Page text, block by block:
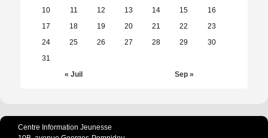
10
11 12 13 14 15
16
17
18 19 20 21 22
23
24
25 26 27 28 29
30
31
« Juil
Sep »
Centre Information Jeunesse